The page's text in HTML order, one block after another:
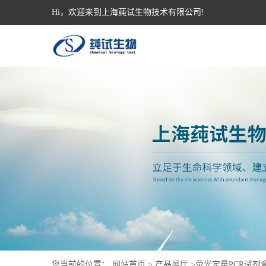
Hi，欢迎来到上海莼试生物技术有限公司!